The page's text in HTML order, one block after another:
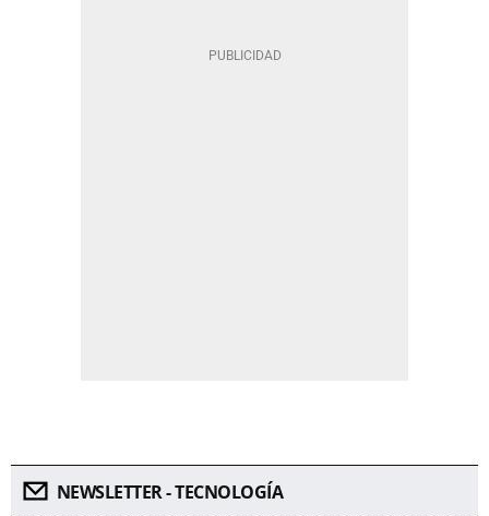
NEWSLETTER - TECNOLOGÍA